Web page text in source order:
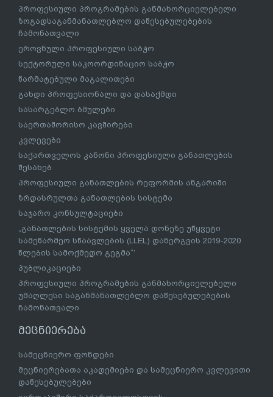
პროფესიული პროგრამების განმახორციელებელი
ზოგადსაგანმანათლებლო დაწესებულებების
ჩამონათვალი
ეროვნული პროფესიული საბჭო
სექტორული საკოორდინაციო საბჭო
წარმატებული მაგალითები
გახდი პროფესიონალი და დასაქმდი
სასარგებლო ბმულები
საერთაშორისო კავშირები
კვლევები
საქართველოს კანონი პროფესიული განათლების
შესახებ
პროფესიული განათლების რეფორმის ანგარიში
ზრდასრულთა განათლების სისტემა
საჯარო კონსულტაციები
„განათლების სისტემის ყველა დონეზე უწყვეტი
სამეწარმეო სწაავლების (LLEL) დანერგვის 2019-2020
წლების სამოქმედო გეგმა“’
პუბლიკაციები
პროფესიული პროგრამების განმახორციელებელი
უმაღლესი საგანმანათლებლო დაწესებულებების
ჩამონათვალი
მეცნიერება
სამეცნიერო ფონდები
მეცნიერებათა აკადემიები და სამეცნიერო კვლევითი
დაწესებულებები